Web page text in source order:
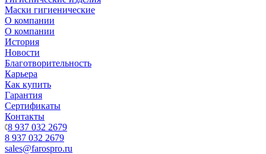
Маски гигиенические
О компании
О компании
История
Новости
Благотворительность
Карьера
Как купить
Гарантия
Сертификаты
Контакты
8 937 032 2679
8 937 032 2679
sales@farospro.ru